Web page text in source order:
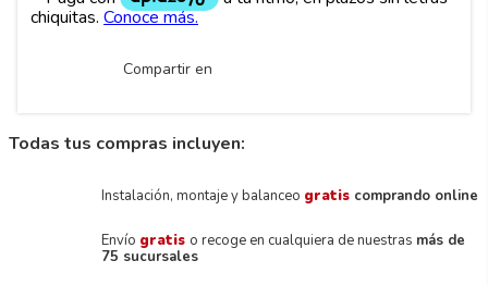
Compartir en
Todas tus compras incluyen:
Instalación, montaje y balanceo gratis comprando online
Envío gratis o recoge en cualquiera de nuestras más de
75 sucursales